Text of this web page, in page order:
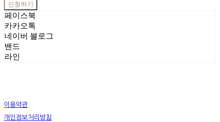
신청하기
페이스북
카카오톡
네이버 블로그
밴드
라인
이용약관
개인정보처리방침